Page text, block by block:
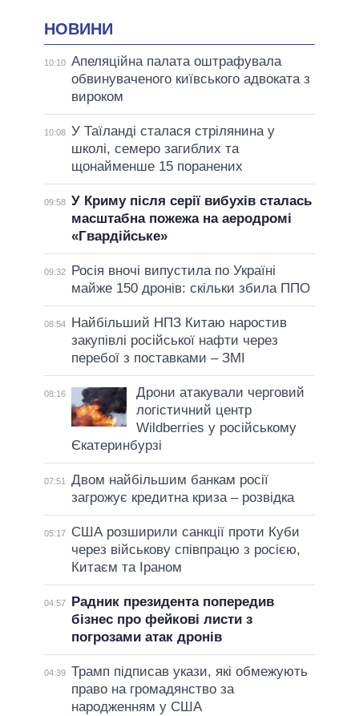
НОВИНИ
10:10 Апеляційна палата оштрафувала
обвинуваченого київського адвоката з
вироком
10:08 У Таїланді сталася стрілянина у
школі, семеро загиблих та
щонайменше 15 поранених
09:58 У Криму після серії вибухів сталась
масштабна пожежа на аеродромі
«Гвардійське»
09:32
Росія вночі випустила по Україні
майже 150 дронів: скільки збила ППО
08:54
Найбільший НПЗ Китаю наростив
закупівлі російської нафти через
перебої з поставками – ЗМІ
08:16
Дрони атакували черговий
логістичний центр
Wildberries у російському
Єкатеринбурзі
07:51
Двом найбільшим банкам росії
загрожує кредитна криза – розвідка
05:17
США розширили санкції проти Куби
через військову співпрацю з росією,
Китаєм та Іраном
04:57
Радник президента попередив
бізнес про фейкові листи з
погрозами атак дронів
04:39 Трамп підписав укази, які обмежують
право на громадянство за
народженням у США